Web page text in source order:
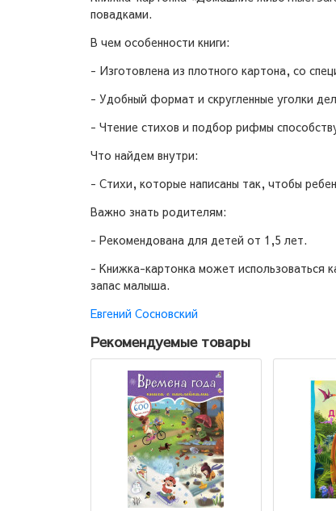
повадками.
В чем особенности книги:
- Изготовлена из плотного картона, со
- Удобный формат и скругленные уголки
- Чтение стихов и подбор рифмы
Что найдем внутри:
- Стихи, которые написаны так, чтобы
Важно знать родителям:
- Рекомендована для детей от 1,5 лет.
- Книжка-картонка может использоваться
запас малыша.
Евгений Сосновский
Рекомендуемые товары